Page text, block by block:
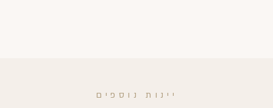
יינות נוספים